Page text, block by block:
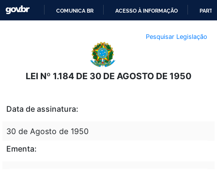
O
CONTEÚDO
COMUNICA BR ACESSO À INFORMAÇÃO
Pesquisar Legislação
LEI Nº 1.184 DE 30 DE AGOSTO DE 1950
Data de assinatura:
30 de Agosto de 1950
Ementa: